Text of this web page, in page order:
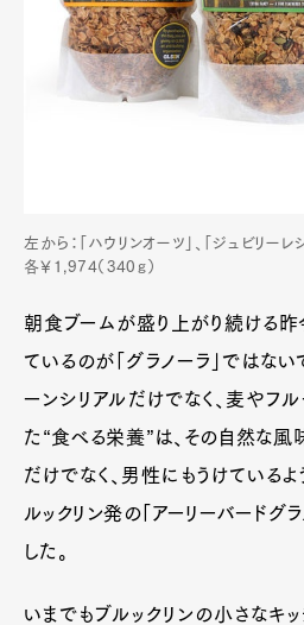
左から：「ハウリンオーツ」、「ジュビリーレ
各￥1,974（340ｇ）
朝食ブームが盛り上がり続ける昨
ているのが「グラノーラ」ではない
ーンシリアルだけでなく、麦やフ
た“食べる栄養”は、その自然な
だけでなく、男性にもうけているよ
ルックリン発の「アーリーバードグ
した。
いまでもブルックリンの小さなキ